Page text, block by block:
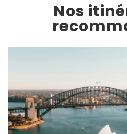
Nos